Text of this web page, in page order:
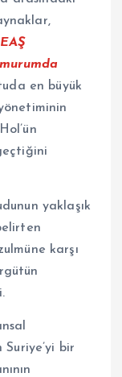
en büyük
yaklaşık
karşı
bir